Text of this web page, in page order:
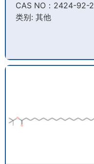
CAS NO：2424-92-2​
类别: 其他